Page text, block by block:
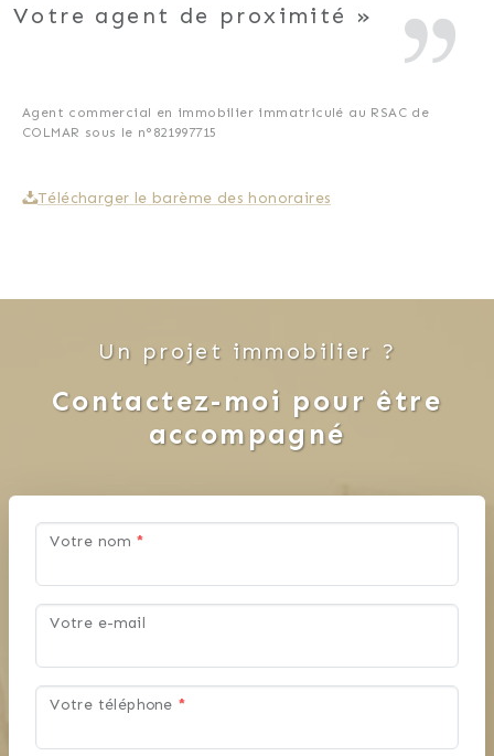
Votre agent de proximité
Agent commercial en immobilier immatriculé au RSAC de
COLMAR sous le n°821997715
Télécharger le barème des honoraires
Un projet immobilier ?
Contactez-moi pour être
accompagné
Votre nom *
Votre e-mail
Votre téléphone *